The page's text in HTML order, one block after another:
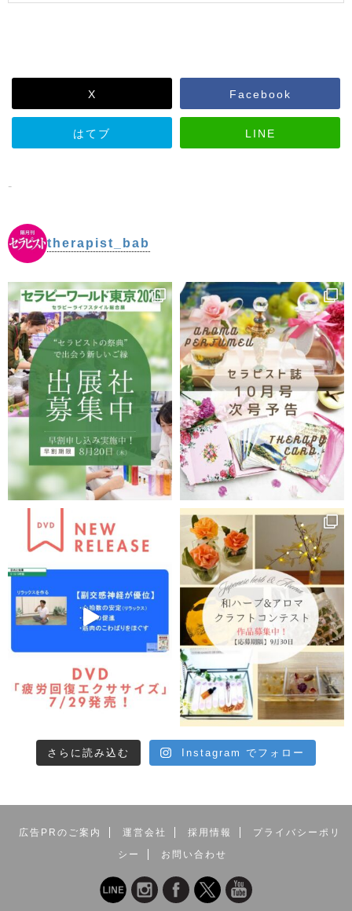
X Facebook
はてブ LINE
-
therapist_bab
さらに読み込む Instagram でフォロー
広告PRのご案内 運営会社 採用情報
プライバシーポリ
シー
お問い合わせ